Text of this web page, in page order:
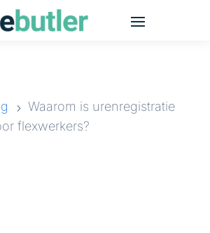
5 Waarom is urenregistratie
flexwerkers?